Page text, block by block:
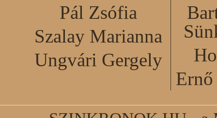
Pál Zsófia
Szalay Marianna
Ungvári Gergely